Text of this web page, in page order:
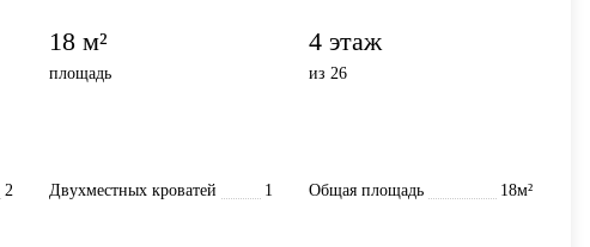
18 м²
площадь
4 этаж
из 26
2 Двухместных кроватей 1 Общая площадь 18м²